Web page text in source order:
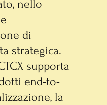
nello
di
strategica.
supporta
end-to-
la